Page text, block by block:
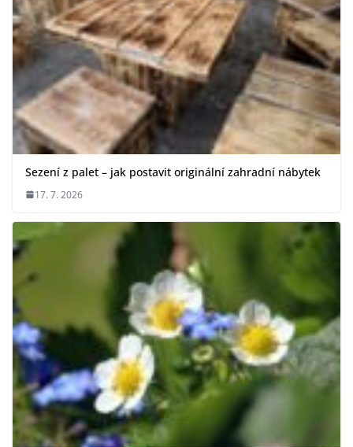
Sezení z palet – jak postavit originální zahradní nábytek
17. 7. 2026